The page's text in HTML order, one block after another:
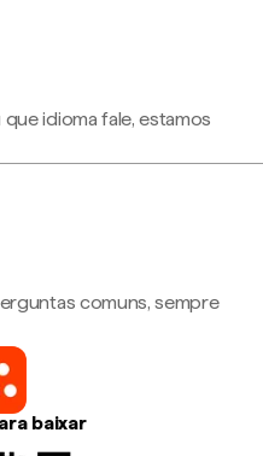
idioma fale, estamos
comuns, sempre
baixar